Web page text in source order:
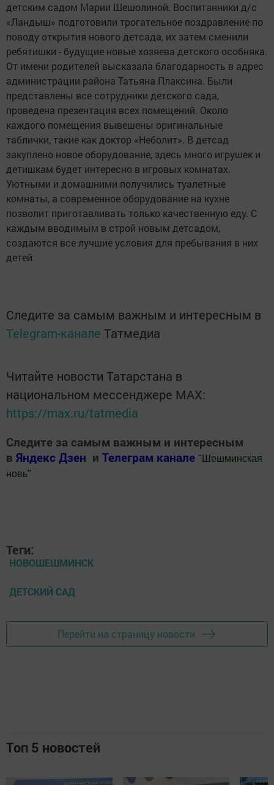
детским садом Марии Шешолиной. Воспитанники д/с
«Ландыш» подготовили трогательное поздравление по
поводу открытия нового детсада, их затем сменили
ребятишки - будущие новые хозяева детского особняка.
От имени родителей высказала благодарность в адрес
администрации района Татьяна Плаксина. Были
представлены все сотрудники детского сада,
проведена презентация всех помещений. Около
каждого помещения вывешены оригинальные
таблички, такие как доктор «Неболит». В детсад
закуплено новое оборудование, здесь много игрушек и
детишкам будет интересно в игровых комнатах.
Уютными и домашними получились туалетные
комнаты, а современное оборудование на кухне
позволит приготавливать только качественную еду. С
каждым вводимым в строй новым детсадом,
создаются все лучшие условия для пребывания в них
детей.
Следите за самым важным и интересным в
Telegram-канале Татмедиа
Читайте новости Татарстана в
национальном мессенджере MАХ:
https://max.ru/tatmedia
Следите за самым важным и интересным
в Яндекс Дзен и Телеграм канале " Шешминская
новь"
Теги:
НОВОШЕШМИНСК
ДЕТСКИЙ САД
Перейти на страницу новости
Топ 5 новостей